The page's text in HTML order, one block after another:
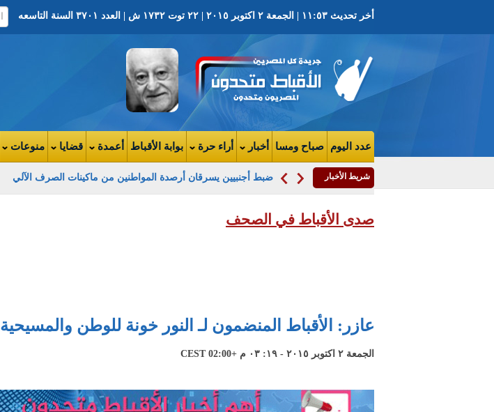
أخر تحديث ١١:٥٣ | الجمعة ٢ اكتوبر ٢٠١٥ | ٢٢ توت ١٧٣٢ ش | العدد ٣٧٠١ السنة التاسعه
عدد اليوم صباح ومسا أخبار أراء حرة بوابة الأقباط أعمدة قضايا منوعات
شريط الأخبار ضبط أجنبيين يسرقان أرصدة المواطنين من ماكينات الصرف الآلي
صدى الأقباط في الصحف
عازر: الأقباط المنضمون لـ النور خونة للوطن والمسيحية
الجمعة ٢ اكتوبر ٢٠١٥ - ١٩: ٠٣ م +02:00 CEST